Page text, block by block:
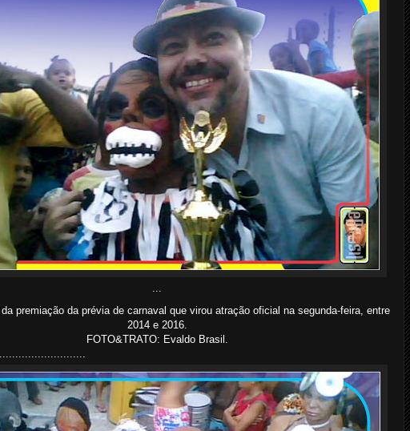
premiação da prévia de carnaval que virou atração oficial na segunda-feira, entre
2014 e 2016.
FOTO&TRATO: Evaldo Brasil.